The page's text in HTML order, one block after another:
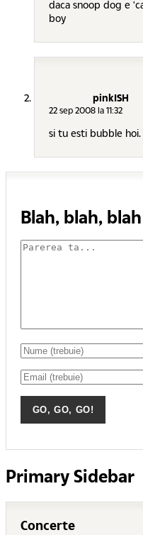
daca snoop dog e
boy
pinkISH
22 sep 2008 la 11:32
si tu esti bubble hoi.
Blah, blah, blah
Primary Sidebar
Concerte